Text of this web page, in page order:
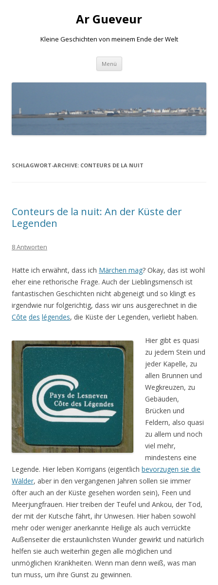
Ar Gueveur
Kleine Geschichten von meinem Ende der Welt
Menü Springe
Inhalt
SCHLAGWORT-ARCHIVE: CONTEURS DE LA NUIT
Conteurs de la nuit: An der Küste der
Legenden
8 Antworten
Hatte ich erwähnt, dass ich Märchen mag? Okay, das ist wohl
eher eine rethorische Frage. Auch der Lieblingsmensch ist
fantastischen Geschichten nicht abgeneigt und so klingt es
irgendwie nur folgerichtig, dass wir uns ausgerechnet in die
Côte des légendes, die Küste der Legenden, verliebt haben.
Hier gibt es quasi
zu jedem Stein und
jeder Kapelle, zu
allen Brunnen und
Wegkreuzen, zu
Gebäuden,
Brücken und
Feldern, also quasi
zu allem und noch
viel mehr,
mindestens eine
Legende. Hier leben Korrigans (eigentlich bevorzugen sie die
Wälder, aber in den vergangenen Jahren sollen sie immer
öfter auch an der Küste gesehen worden sein), Feen und
Meerjungfrauen. Hier treiben der Teufel und Ankou, der Tod,
der mit der Kutsche fährt, ihr Unwesen. Hier haben sowohl
mehr oder weniger anerkannte Heilige als auch verrückte
Außenseiter die erstaunlichsten Wunder gewirkt und natürlich
helfen sie auch weiterhin gegen alle möglichen und
unmöglichen Krankheiten. Wenn man denn weiß, was man
tun muss, um ihre Gunst zu gewinnen.